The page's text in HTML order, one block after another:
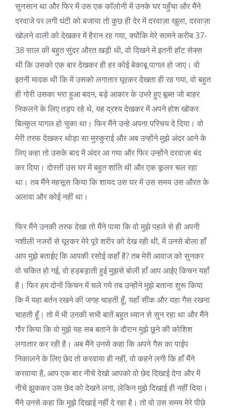
सुनसान था और फिर में उस एक कॉलोनी में उनके घर पहुँचा और मैंने
दरवाजे पर लगी घंटी को बजाया तो कुछ ही देर में दरवाज़ा खुला, दरवाज़ा
खोलने वाली को देखकर में हैरान रह गया, क्योंकि मेरे सामने करीब 37-
38 साल की बहुत सुंदर औरत खड़ी थी, वो दिखने में इतनी हॉट सेक्स
थी कि उसको एक बार देखकर ही हर कोई बेकाबू पागल हो जाए। वो
इतनी मादक थी कि में उसको लगातार घूरकर देखता ही रह गया, वो बहुत
ही गोरी उसका भरा हुआ बदन, बड़े आकार के उभरे हुए बूब्स जो बाहर
निकलने के लिए तड़प रहे थे, यह द्रश्य देखकर में अपने होश खोकर
बिल्कुल पागल हो चुका था। फिर मैंने उन्हे अपना परिचय दे दिया। वो
मेरी तरफ देखकर थोड़ा सा मुस्कुराई और अब उन्होंने मुझे अंदर आने के
लिए कहा तो उसके बाद में अंदर आ गया और फिर उन्होंने दरवाज़ा बंद
कर दिया। दोस्तों उस घर में बहुत शांति थी और एक कूलर चल रहा
था। तब मैंने महसूस किया कि शायद उस घर में उस समय उस औरत के
अलावा और कोई नहीं था।
फिर मैंने उनकी तरफ देखा तो मैंने पाया कि वो मुझे पहले से ही अपनी
नशीली नजरों से घूरकर मेरे पूरे शरीर को देख रही थी, में उनसे बोला हाँ
आप मुझे बताईए कि आपकी रसोई कहाँ है? तब मेरी आवाज को सुनकर
वो चकित हो गई, वो हड़बड़ाती हुई मुझसे बोली हाँ आप आईए किचन यहाँ
है। फिर हम दोनों किचन में चले गये तब उन्होंने मुझे बताना शुरू किया
कि में यहा बर्तन रखने की जगह चाहती हूँ, यहाँ सींक और यहा गैस रखना
चाहती हूँ। तो में भी उनकी सभी बातें बहुत ध्यान से सुन रहा था और मैंने
गौर किया कि वो मुझे यह सब बताने के दौरान मुझे छूने की कोशिश
लगातार कर रही है। अब मैंने उनसे कहा कि अपने गैस का पाईप
निकालने के लिए छेद तो करवाया ही नहीं, वो कहने लगी कि हाँ मैंने
करवाया है, आप एक बार नीचे देखो आपको वो छेद दिखाई देगा और में
नीचे झुककर उस छेद को देखने लगा, लेकिन मुझे दिखाई ही नहीं दिया।
मैंने उनसे कहा कि मुझे दिखाई नहीं दे रहा है। तो वो उस समय मेरे पीछे